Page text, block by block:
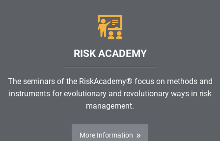
RISK ACADEMY
The seminars of the RiskAcademy® focus on methods and
instruments for evolutionary and revolutionary ways in risk
management.
More Information